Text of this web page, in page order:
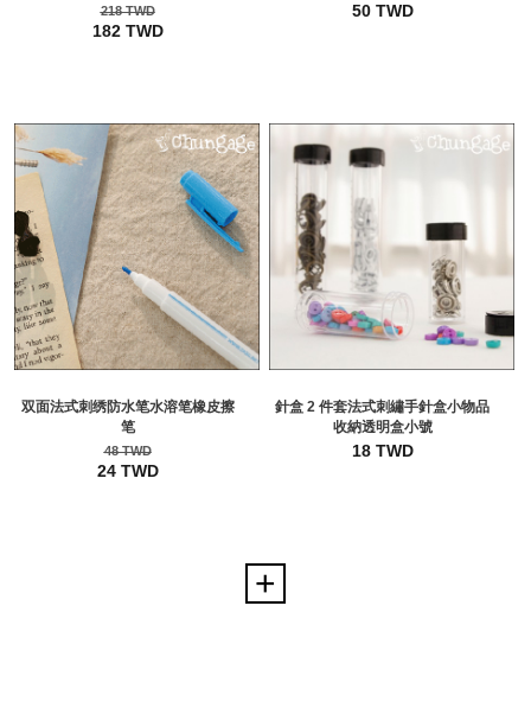
218 TWD
182 TWD
50 TWD
双面法式刺绣防水笔水溶笔橡皮擦
笔
48 TWD
24 TWD
針盒 2 件套法式刺繡手針盒小物品
收納透明盒小號
18 TWD